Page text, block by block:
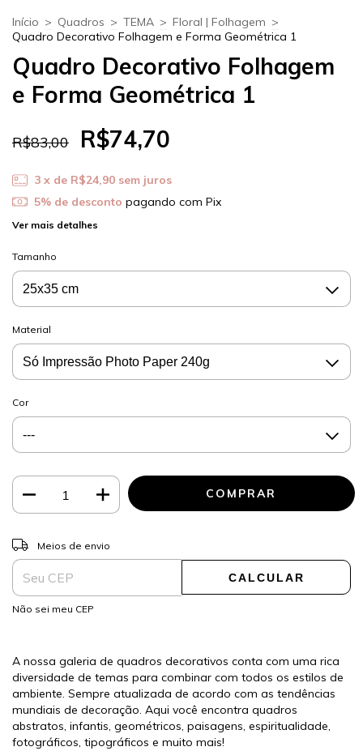
Início > Quadros > TEMA > Floral | Folhagem >
Quadro Decorativo Folhagem e Forma Geométrica 1
Quadro Decorativo Folhagem
e Forma Geométrica 1
R$83,00 R$74,70
3 x de R$24,90 sem juros
5% de desconto pagando com Pix
Ver mais detalhes
Tamanho
Material
Cor
Entregas para o CEP:
Meios de envio
CALCULAR
Não sei meu CEP
A nossa galeria de quadros decorativos conta com uma rica
diversidade de temas para combinar com todos os estilos de
ambiente. Sempre atualizada de acordo com as tendências
mundiais de decoração. Aqui você encontra quadros
abstratos, infantis, geométricos, paisagens, espiritualidade,
fotográficos, tipográficos e muito mais!